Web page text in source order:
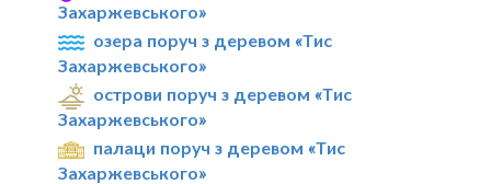
Захаржевського»
озера поруч з деревом «Тис
Захаржевського»
острови поруч з деревом «Тис
Захаржевського»
палаци поруч з деревом «Тис
Захаржевського»